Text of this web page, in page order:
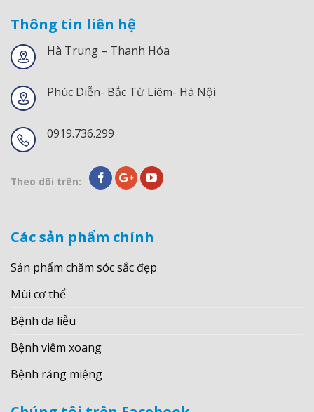
Thông tin liên hệ
Hà Trung – Thanh Hóa
Phúc Diễn- Bắc Từ Liêm- Hà Nội
0919.736.299
Theo dõi trên:
Các sản phẩm chính
Sản phẩm chăm sóc sắc đẹp
Mùi cơ thể
Bệnh da liễu
Bệnh viêm xoang
Bệnh răng miệng